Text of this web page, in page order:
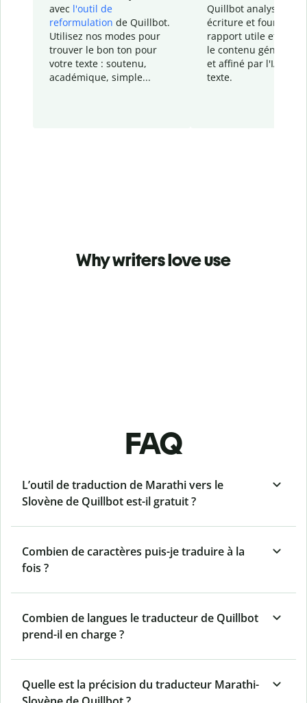
avec l'outil de
reformulation de Quillbot.
Utilisez nos modes pour
trouver le bon ton pour
votre texte : soutenu,
académique, simple...
Quillbot analyse votre
écriture et fournit un
rapport utile et
le contenu généré
et affiné par l'IA
texte.
Why writers love use
FAQ
L’outil de traduction de Marathi vers le
Slovène de Quillbot est-il gratuit ?
Combien de caractères puis-je traduire à la
fois ?
Combien de langues le traducteur de Quillbot
prend-il en charge ?
Quelle est la précision du traducteur Marathi-